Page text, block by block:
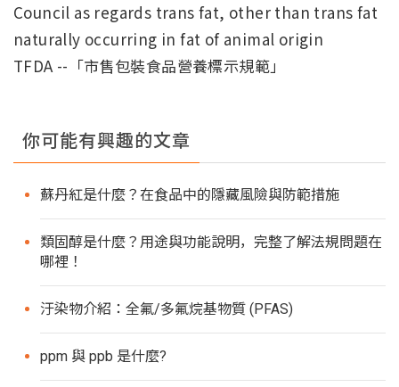
Council as regards trans fat, other than trans fat
naturally occurring in fat of animal origin
TFDA --「市售包裝食品營養標示規範」
你可能有興趣的文章
蘇丹紅是什麼？在食品中的隱藏風險與防範措施
類固醇是什麼？用途與功能說明，完整了解法規問題在
哪裡！
汙染物介紹：全氟/多氟烷基物質 (PFAS)
ppm 與 ppb 是什麼?